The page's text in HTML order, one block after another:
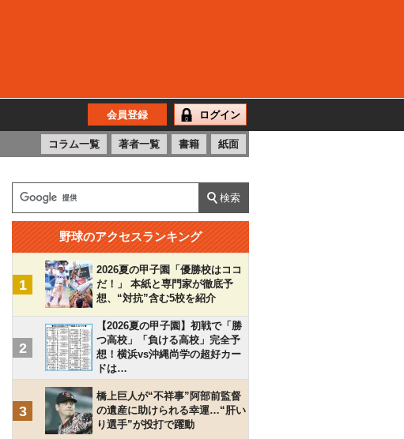
会員登録 ログイン
コラム一覧 著者一覧 書籍 紙面
野球のアクセスランキング
1
2026夏の甲子園「優勝校はココ
だ！」 本紙と専門家が徹底予
想、“対抗”含む5校を紹介
2
【2026夏の甲子園】初戦で「勝
つ高校」「負ける高校」完全予
想！横浜vs沖縄尚学の超好カー
ドは…
3
橋上巨人が“不祥事”阿部前監督
の遺産に助けられる幸運…“肝い
り選手”が投打で躍動